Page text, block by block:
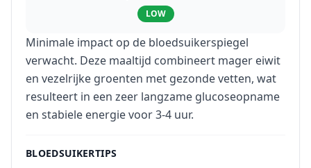
LOW
Minimale impact op de bloedsuikerspiegel
verwacht. Deze maaltijd combineert mager eiwit
en vezelrijke groenten met gezonde vetten, wat
resulteert in een zeer langzame glucoseopname
en stabiele energie voor 3-4 uur.
BLOEDSUIKERTIPS